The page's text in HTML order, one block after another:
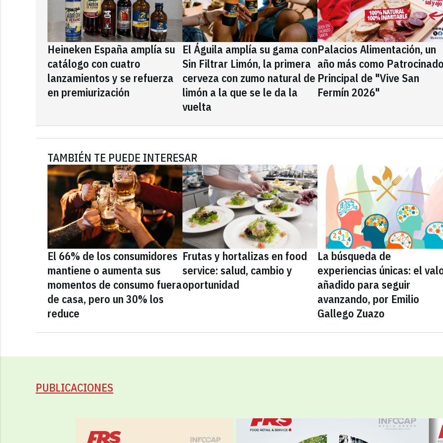
Heineken España amplía su
catálogo con cuatro
lanzamientos y se refuerza
en premiurización
El Águila amplía su gama con
Sin Filtrar Limón, la primera
cerveza con zumo natural de
limón a la que se le da la
vuelta
Palacios Alimentación, un
año más como
Principal de "Vive San
Fermín 2026"
TAMBIÉN TE PUEDE INTERESAR
El 66% de los consumidores
mantiene o aumenta sus
momentos de consumo fuera
de casa, pero un 30% los
reduce
Frutas y hortalizas en food
service: salud, cambio y
oportunidad
La búsqueda de
experiencias únicas: el
añadido para seguir
avanzando, por Emilio
Gallego Zuazo
PUBLICACIONES